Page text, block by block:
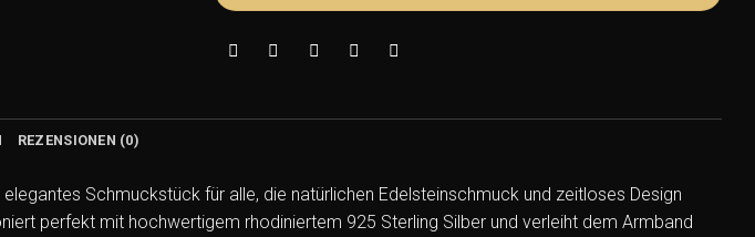
REZENSIONEN (0)
Schmuckstück für alle, die natürlichen Edelsteinschmuck und zeitloses Design
perfekt mit hochwertigem rhodiniertem 925 Sterling Silber und verleiht dem Armband